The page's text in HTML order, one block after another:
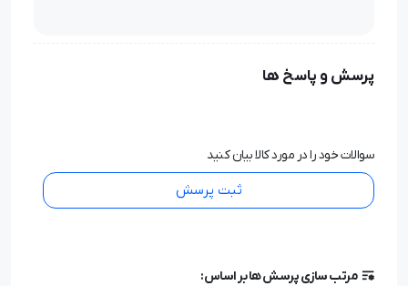
دیواری
خالی
پرسش و پاسخ ها
سوالات خود را در مورد کالا بیان کنید
ثبت پرسش
مرتب سازی پرسش ها بر اساس: